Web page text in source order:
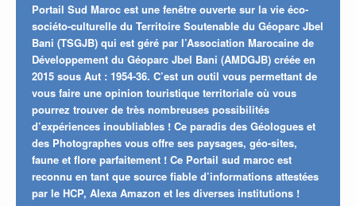
Portail Sud Maroc est une fenêtre ouverte sur la vie éco-
sociéto-culturelle du Territoire Soutenable du Géoparc Jbel
Bani (TSGJB) qui est géré par l’Association Marocaine de
Développement du Géoparc Jbel Bani (AMDGJB) créée en
2015 sous Aut : 1954-36. C’est un outil vous permettant de
vous faire une opinion touristique territoriale où vous
pourrez trouver de très nombreuses possibilités
d’expériences inoubliables ! Ce paradis des Géologues et
des Photographes vous offre ses paysages, géo-sites,
faune et flore parfaitement ! Ce Portail sud maroc est
reconnu en tant que source fiable d’informations attestées
par le HCP, Alexa Amazon et les diverses institutions !